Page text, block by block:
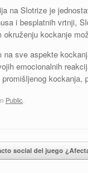
na Slotrize je
i besplatnih vrtnji,
okruženju kockanje
na sve aspekte
emocionalnih
kockanja,
Public
de artículos
social del juego